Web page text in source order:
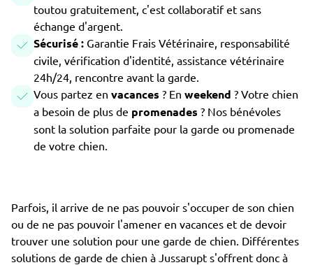
toutou gratuitement, c'est collaboratif et sans
échange d'argent.
Sécurisé : Garantie Frais Vétérinaire, responsabilité
civile, vérification d'identité, assistance vétérinaire
24h/24, rencontre avant la garde.
Vous partez en vacances ? En weekend ? Votre chien
a besoin de plus de promenades ? Nos bénévoles
sont la solution parfaite pour la garde ou promenade
de votre chien.
Parfois, il arrive de ne pas pouvoir s'occuper de son chien
ou de ne pas pouvoir l'amener en vacances et de devoir
trouver une solution pour une garde de chien. Différentes
solutions de garde de chien à Jussarupt s'offrent donc à